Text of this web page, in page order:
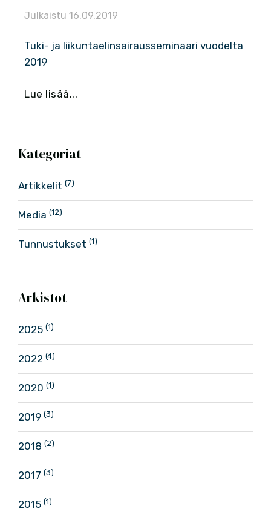
Julkaistu 16.09.2019
Tuki- ja liikuntaelinsairausseminaari vuodelta
2019
Lue lisää...
Kategoriat
Artikkelit (7)
Media (12)
Tunnustukset (1)
Arkistot
2025 (1)
2022 (4)
2020 (1)
2019 (3)
2018 (2)
2017 (3)
2015 (1)